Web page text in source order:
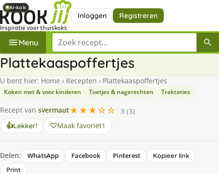
Inloggen Registreren
Menu Zoek een recept
Plattekaaspoffertjes
U bent hier: Home › Recepten › Plattekaaspoffertjes
Koken met & voor kinderen Toetjes & nagerechten Traktaties
Recept van svermaut★★★☆☆
3 (3)
👍Lekker! Maak favoriet1
Delen: WhatsApp Facebook Pinterest
Kopieer link
Print
AI-kok
AI-kok
AI-kok
AI-kok
AI-kok